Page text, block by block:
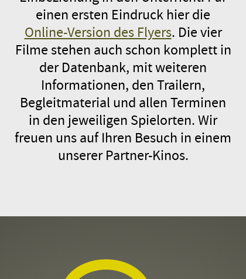
ANMELDEN
MIRA
Dänemark 2025 / Spielfilm / 5.–7.
Jahrgangsstufe
Donnerstag, 10.12.26
10:30 – 11:55
ANMELDEN
WILD FOXES
einen ersten Eindruck hier die
Online-Version des Flyers. Die vier
Filme stehen auch schon komplett in
der Datenbank, mit weiteren
Informationen, den Trailern,
Begleitmaterial und allen Terminen
in den jeweiligen Spielorten. Wir
freuen uns auf Ihren Besuch in einem
unserer Partner-Kinos.